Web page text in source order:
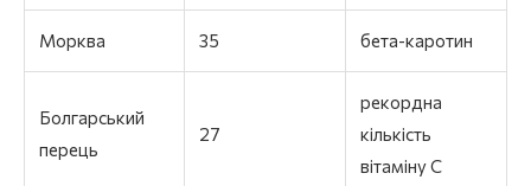
Морква 35 бета-каротин
Болгарський
перець
27
рекордна
кількість
вітаміну С